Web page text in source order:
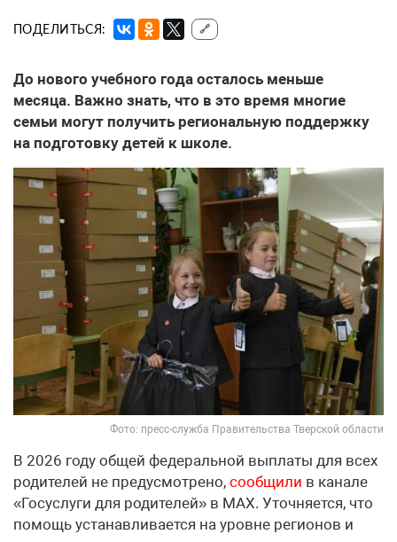
ПОДЕЛИТЬСЯ: 🔗
До нового учебного года осталось меньше
месяца. Важно знать, что в это время многие
семьи могут получить региональную поддержку
на подготовку детей к школе.
Фото: пресс-служба Правительства Тверской области
В 2026 году общей федеральной выплаты для всех
родителей не предусмотрено, сообщили в канале
«Госуслуги для родителей» в МАХ. Уточняется, что
помощь устанавливается на уровне регионов и